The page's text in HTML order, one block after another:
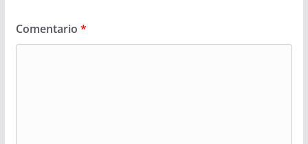
Comentario *